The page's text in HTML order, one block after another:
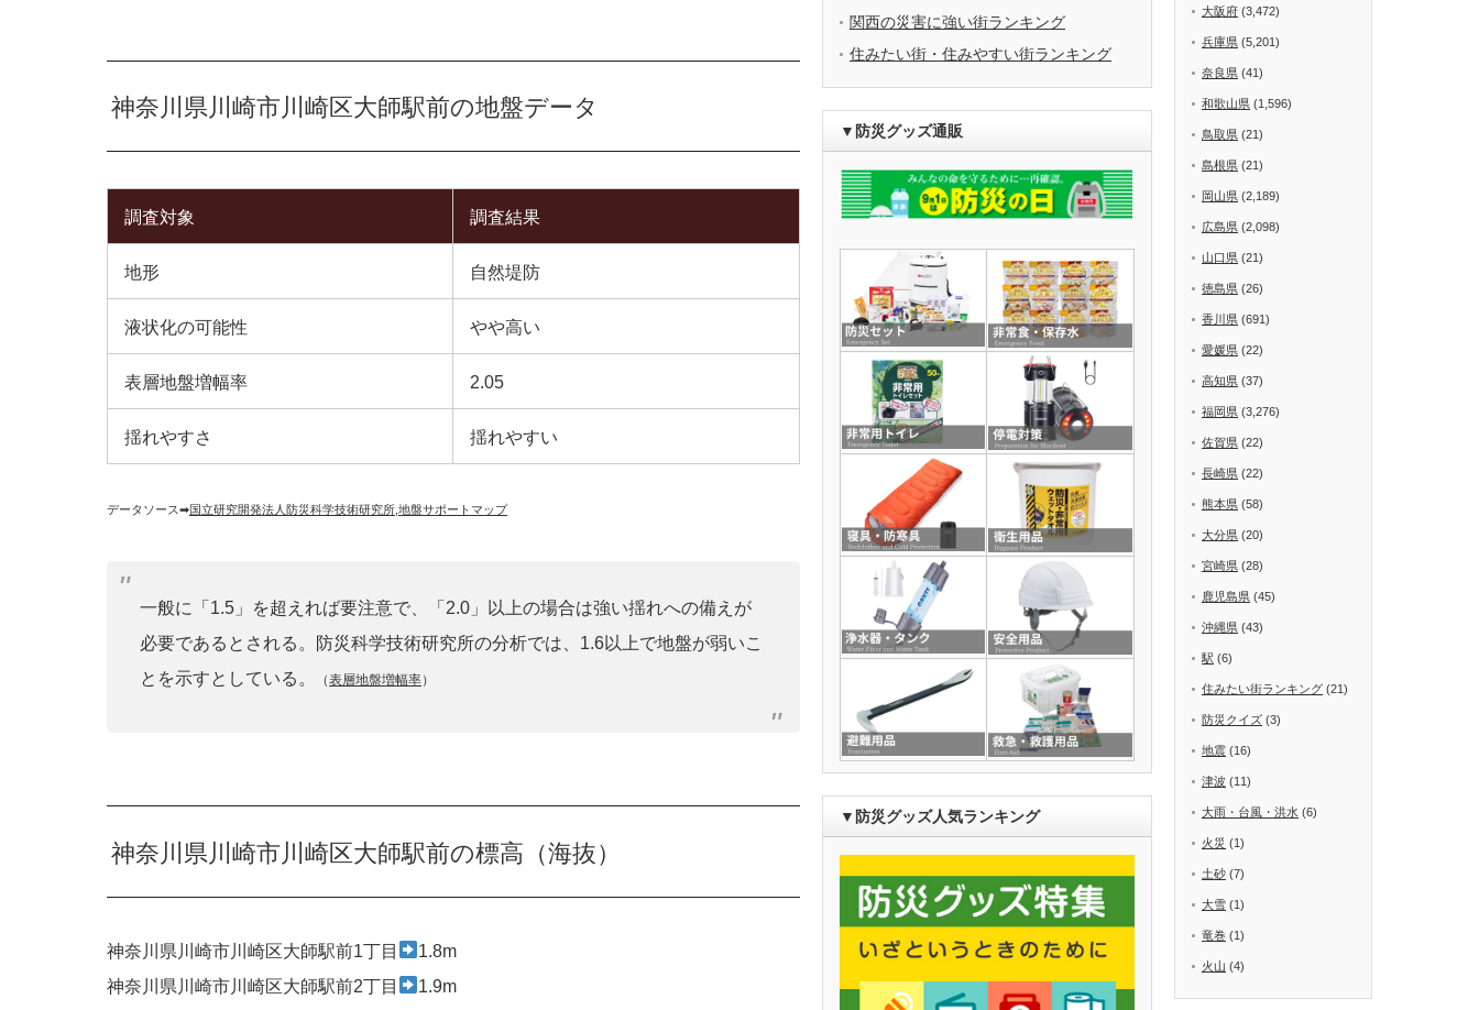
神奈川県川崎市川崎区大師駅前の地盤データ
調査対象 調査結果
地形 自然堤防
液状化の可能性 やや高い
表層地盤増幅率 2.05
揺れやすさ 揺れやすい
データソース➡︎国立研究開発法人防災科学技術研究所 地盤サポートマップ
一般に「1.5」を超えれば要注意で、「2.0」以上の場合は強い揺れへの備えが
必要であるとされる。防災科学技術研究所の分析では、1.6以上で地盤が弱いこ
とを示すとしている。
（表層地盤増幅率）
神奈川県川崎市川崎区大師駅前の標高（海抜）
神奈川県川崎市川崎区大師駅前1丁目
1.8m
神奈川県川崎市川崎区大師駅前2丁目
1.9m
関西の災害に強い街ランキング
住みたい街・住みやすい街ランキング
▼防災グッズ通販
▼防災グッズ人気ランキング
大阪府 (3,472)
兵庫県 (5,201)
奈良県 (41)
和歌山県 (1,596)
鳥取県 (21)
島根県 (21)
岡山県 (2,189)
広島県 (2,098)
山口県 (21)
徳島県 (26)
香川県 (691)
愛媛県 (22)
高知県 (37)
福岡県 (3,276)
佐賀県 (22)
長崎県 (22)
熊本県 (58)
大分県 (20)
宮崎県 (28)
鹿児島県 (45)
沖縄県 (43)
駅 (6)
住みたい街ランキング (21)
防災クイズ (3)
地震 (16)
津波 (11)
大雨・台風・洪水 (6)
火災 (1)
土砂 (7)
大雪 (1)
竜巻 (1)
火山 (4)